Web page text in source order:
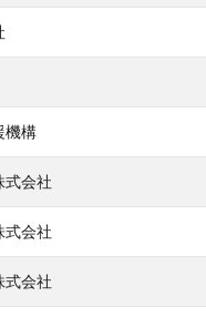
機構
式会社
式会社
式会社